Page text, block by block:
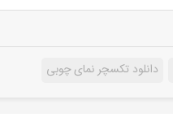
دانلود تکسچر نمای چوبی